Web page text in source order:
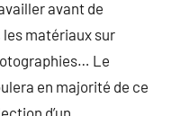
avant de
les matériaux sur
Le
en majorité de ce
d’un